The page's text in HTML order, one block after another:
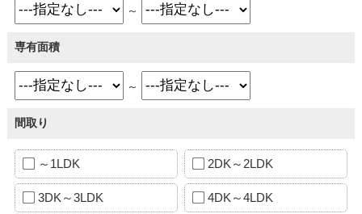
～
専有面積
～
間取り
～1LDK 2DK～2LDK
3DK～3LDK 4DK～4LDK